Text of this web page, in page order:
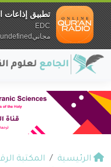
الرئيسية المكتبة
تطبيق إذاعات
EDC
مجانيundefined